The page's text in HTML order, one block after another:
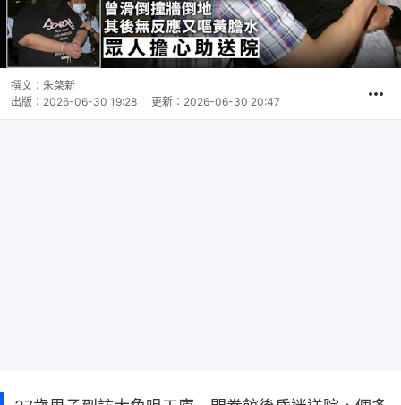
撰文： 朱棨新
出版： 2026-06-30 19:28 更新： 2026-06-30 20:47